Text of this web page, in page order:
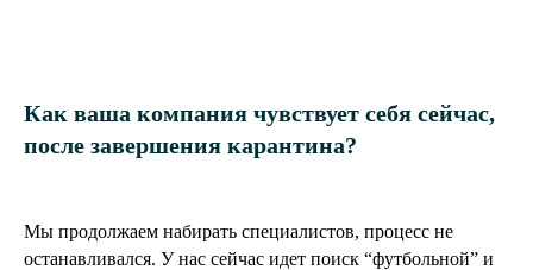
Как ваша компания чувствует себя сейчас,
после завершения карантина?
Мы продолжаем набирать специалистов, процесс не
останавливался. У нас сейчас идет поиск “футбольной” и